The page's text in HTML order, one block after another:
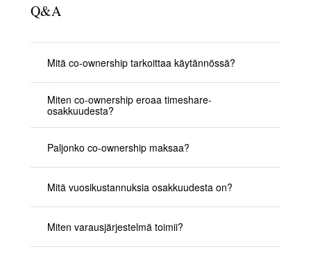
Q&A
Mitä co-ownership tarkoittaa käytännössä?
Miten co-ownership eroaa timeshare-
osakkuudesta?
Paljonko co-ownership maksaa?
Mitä vuosikustannuksia osakkuudesta on?
Miten varausjärjestelmä toimii?